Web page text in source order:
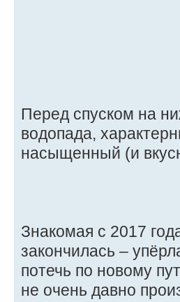
Перед спуском на
водопада,
насыщенный (и
Знакомая с 2017
закончилась –
потечь по новому
не очень давно